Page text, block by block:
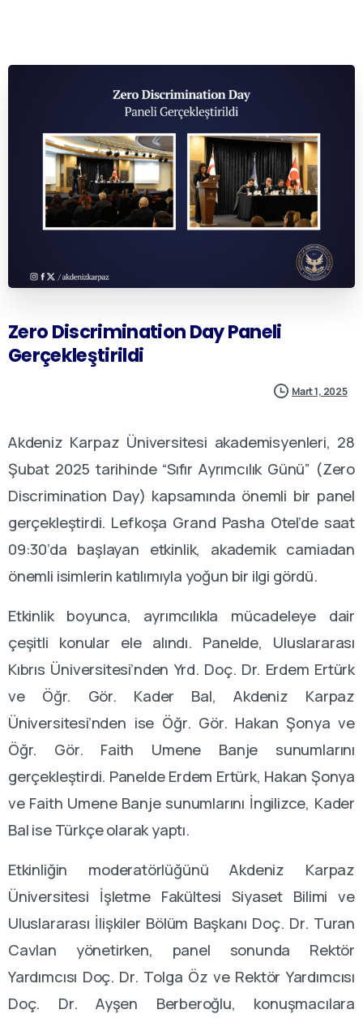
ZeroDiscriminationDayPaneli
Gerçekleştirildi
Mart 1, 2025
Akdeniz Karpaz Üniversitesi akademisyenleri, 28
Şubat 2025 tarihinde “Sıfır Ayrımcılık Günü” (Zero
Discrimination Day) kapsamında önemli bir panel
gerçekleştirdi. Lefkoşa Grand Pasha Otel’de saat
09:30’da başlayan etkinlik, akademik camiadan
önemli isimlerin katılımıyla yoğun bir ilgi gördü.
Etkinlik boyunca, ayrımcılıkla mücadeleye dair
çeşitli konular ele alındı. Panelde, Uluslararası
Kıbrıs Üniversitesi’nden Yrd. Doç. Dr. Erdem Ertürk
ve Öğr. Gör. Kader Bal, Akdeniz Karpaz
Üniversitesi’nden ise Öğr. Gör. Hakan Şonya ve
Öğr. Gör. Faith Umene Banje sunumlarını
gerçekleştirdi. Panelde Erdem Ertürk, Hakan Şonya
ve Faith Umene Banje sunumlarını İngilizce, Kader
Bal ise Türkçe olarak yaptı.
Etkinliğin moderatörlüğünü Akdeniz Karpaz
Üniversitesi İşletme Fakültesi Siyaset Bilimi ve
Uluslararası İlişkiler Bölüm Başkanı Doç. Dr. Turan
Cavlan yönetirken, panel sonunda Rektör
Yardımcısı Doç. Dr. Tolga Öz ve Rektör Yardımcısı
Doç. Dr. Ayşen Berberoğlu, konuşmacılara